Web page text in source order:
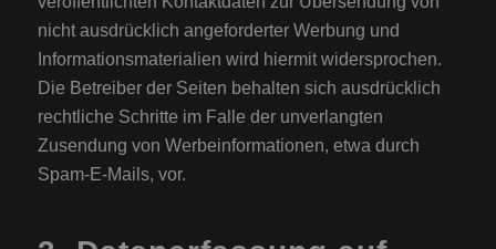
nicht ausdrücklich angeforderter Werbung und
Informationsmaterialien wird hiermit widersprochen.
Die Betreiber der Seiten behalten sich ausdrücklich
rechtliche Schritte im Falle der unverlangten
Zusendung von Werbeinformationen, etwa durch
Spam-E-Mails, vor.